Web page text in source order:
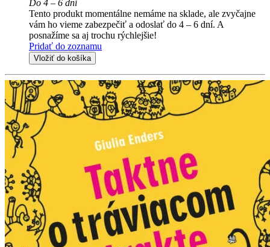
Do 4 – 6 dní
Tento produkt momentálne nemáme na sklade, ale zvyčajne
vám ho vieme zabezpečiť a odoslať do 4 – 6 dní. A
posnažíme sa aj trochu rýchlejšie!
Pridať do zoznamu
Vložiť do košíka